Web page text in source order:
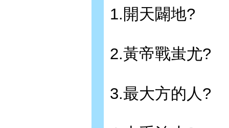
1.開天闢地?
2.黃帝戰蚩尤?
3.最大方的人?